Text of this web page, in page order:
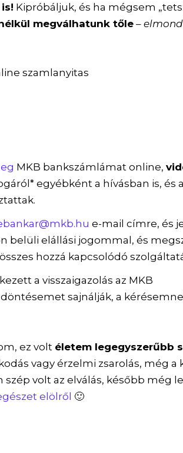
Kipróbáljuk, és ha mégsem
megválhatunk tőle –
MKB bankszámlámat online,
egyébként a hívásban is, és a
e-mail címre, és
belüli elállási jogommal, és
hozzá kapcsolódó
a visszaigazolás az MKB
sajnálják, a
ez volt életem legegyszerűbb
vagy érzelmi zsarolás, még a
szép volt az elválás, később még
elölről 🙂